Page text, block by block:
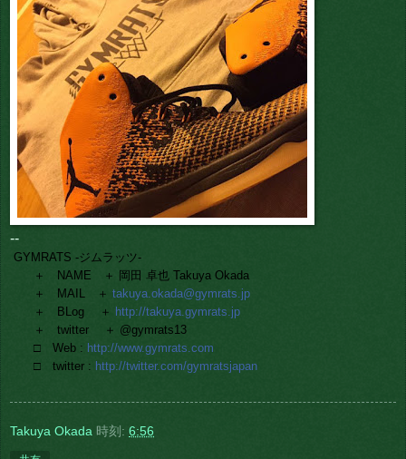
--
GYMRATS -ジムラッツ-
＋ NAME ＋ 岡田 卓也 Takuya Okada
＋ MAIL ＋ takuya.okada@gymrats.jp
＋ BLog ＋ http://takuya.gymrats.jp
＋ twitter ＋ @gymrats13
□ Web : http://www.gymrats.com
□ twitter : http://twitter.com/gymratsjapan
Takuya Okada 時刻: 6:56